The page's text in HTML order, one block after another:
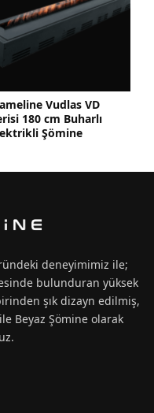
Vudlas VD
180 cm Buharlı
Şömine
deneyimimiz ile;
bulunduran yüksek
şık dizayn edilmiş,
ile Beyaz Şömine olarak